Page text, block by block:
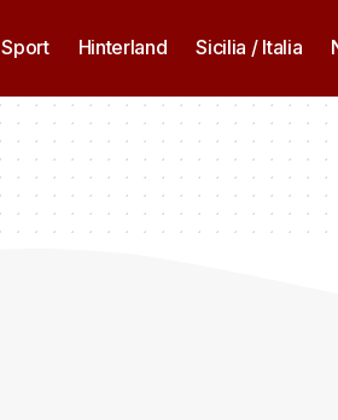
Sport Hinterland Sicilia / Italia